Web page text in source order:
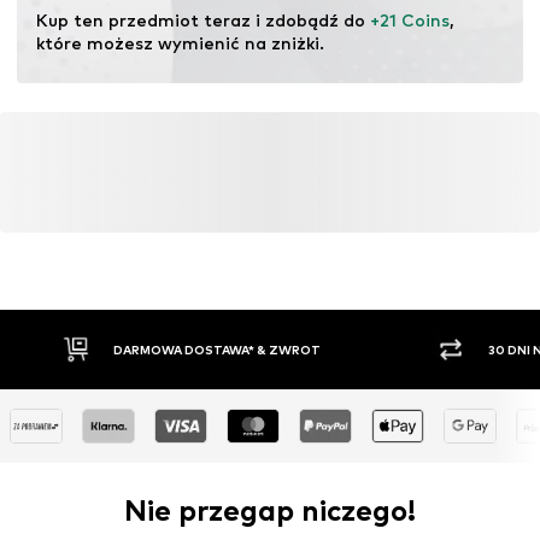
pochodzących z recyklingu może zmniejszyć
zapotrzebowanie na surowce, uniknąć odpadów i chronić
zasoby naturalne.
Kup ten przedmiot teraz i zdobądź do +21 Coins,
które możesz wymienić na zniżki.
DARMOWA DOSTAWA* & ZWROT 30 DNI
Nie przegap niczego!